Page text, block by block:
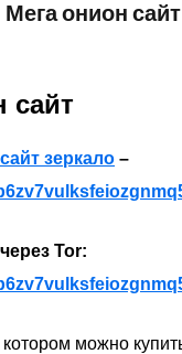
BLOG
Мега онион сайт
сайт
зеркало –
через Tor:
можно